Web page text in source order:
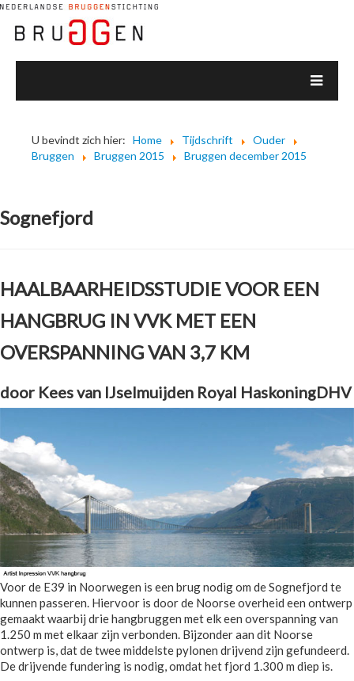
U bevindt zich hier: Home Tijdschrift
Ouder
Bruggen
Bruggen 2015 Bruggen december 2015
Sognefjord
HAALBAARHEIDSSTUDIE VOOR EEN
HANGBRUG IN VVK MET EEN
OVERSPANNING VAN 3,7 KM
door Kees van IJselmuijden Royal HaskoningDHV
Voor de E39 in Noorwegen is een brug nodig om de Sognefjord te
kunnen passeren. Hiervoor is door de Noorse overheid een ontwerp
gemaakt waarbij drie hangbruggen met elk een overspanning van
1.250 m met elkaar zijn verbonden. Bijzonder aan dit Noorse
ontwerp is, dat de twee middelste pylonen drijvend zijn gefundeerd.
De drijvende fundering is nodig, omdat het fjord 1.300 m diep is.